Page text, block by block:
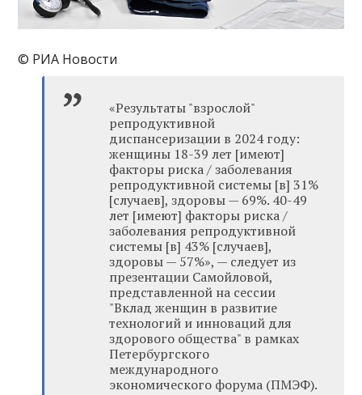
© РИА Новости
«Результаты "взрослой"
репродуктивной
диспансеризации в 2024 году:
женщины 18-39 лет [имеют]
факторы риска / заболевания
репродуктивной системы [в] 31%
[случаев], здоровы — 69%. 40-49
лет [имеют] факторы риска /
заболевания репродуктивной
системы [в] 43% [случаев],
здоровы — 57%»‎, — следует из
презентации Самойловой,
представленной на сессии
"Вклад женщин в развитие
технологий и инноваций для
здорового общества" в рамках
Петербургского
международного
экономического форума (ПМЭФ).